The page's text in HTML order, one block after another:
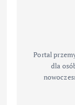
Portal
dla